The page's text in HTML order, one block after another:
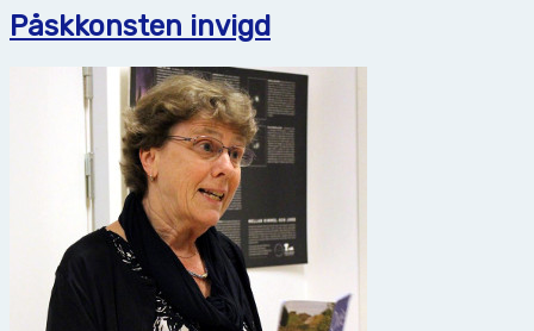
Påskkonsten invigd